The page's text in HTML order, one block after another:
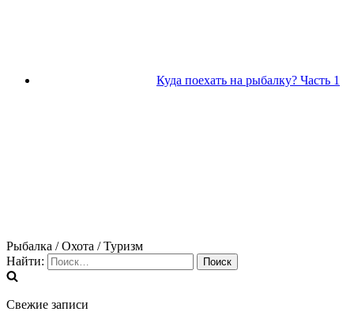
Куда поехать на рыбалку? Часть 1
Рыбалка / Охота / Туризм
Найти:
Свежие записи